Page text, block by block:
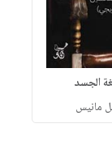
الجسد
مانيس